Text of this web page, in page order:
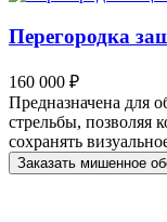
Перегородка
160 000 ₽
Предназначена для
стрельбы, позволяя
сохранять
Заказать мишенное